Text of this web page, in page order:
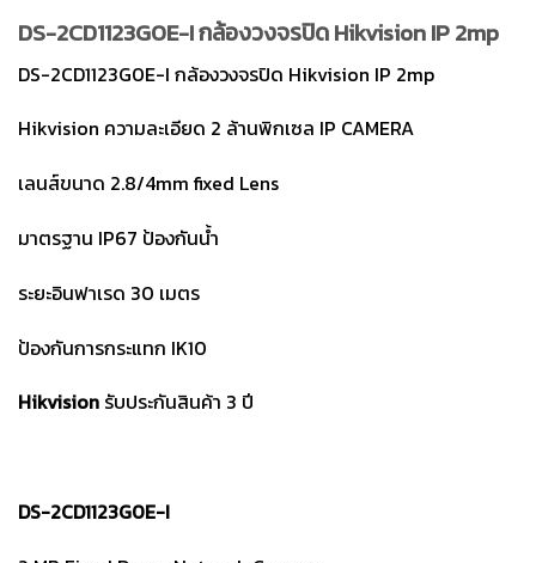
DS-2CD1123G0E-I กล้องวงจรปิด Hikvision IP 2mp
DS-2CD1123G0E-I กล้องวงจรปิด Hikvision IP 2mp
Hikvision ความละเอียด 2 ล้านพิกเซล IP CAMERA
เลนส์ขนาด 2.8/4mm fixed Lens
มาตรฐาน IP67 ป้องกันน้ำ
ระยะอินฟาเรด 30 เมตร
ป้องกันการกระแทก IK10
Hikvision รับประกันสินค้า 3 ปี
DS-2CD1123G0E-I